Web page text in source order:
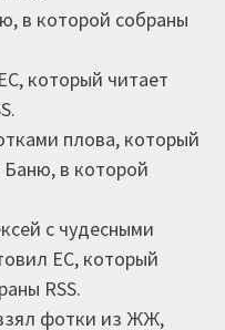
в которой собраны
который читает
плова, который
Баню, в которой
с чудесными
ЕС, который
RSS.
фотки из ЖЖ,